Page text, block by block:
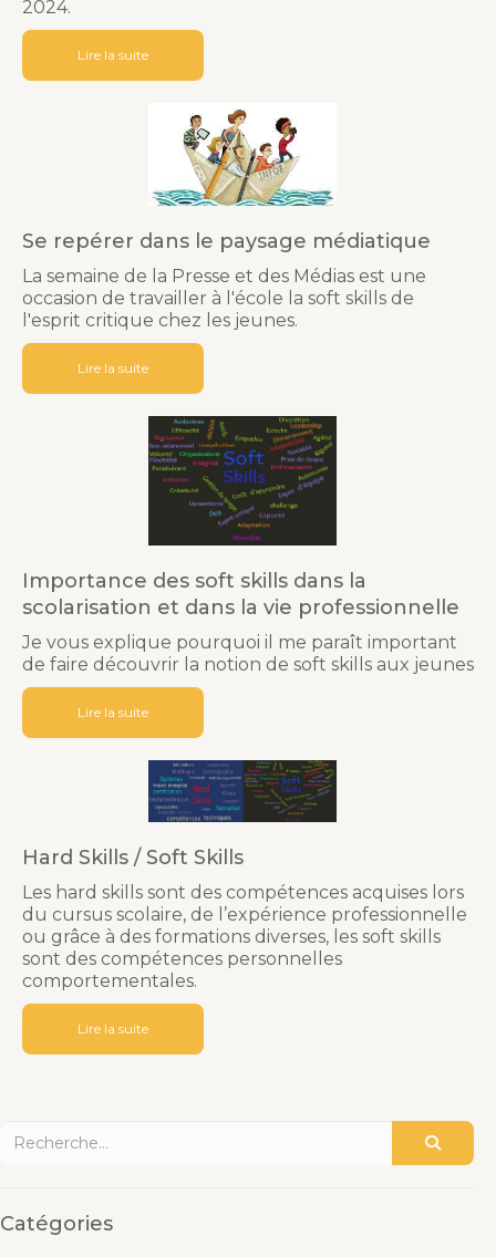
2024.
Lire la suite
Se repérer dans le paysage médiatique
La semaine de la Presse et des Médias est une
occasion de travailler à l'école la soft skills de
l'esprit critique chez les jeunes.
Lire la suite
Importance des soft skills dans la
scolarisation et dans la vie professionnelle
Je vous explique pourquoi il me paraît important
de faire découvrir la notion de soft skills aux jeunes
Lire la suite
Hard Skills / Soft Skills
Les hard skills sont des compétences acquises lors
du cursus scolaire, de l’expérience professionnelle
ou grâce à des formations diverses, les soft skills
sont des compétences personnelles
comportementales.
Lire la suite
Catégories